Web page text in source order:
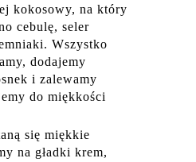
kokosowy, na który
cebulę, seler
Wszystko
dodajemy
i zalewamy
do miękkości
się miękkie
na gładki krem,